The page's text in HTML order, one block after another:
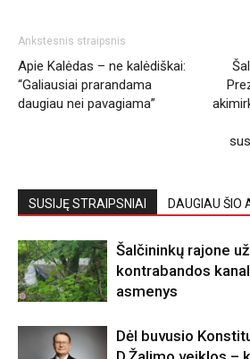
Ankstesnis straipsnis
Apie Kalėdas – ne kalėdiškai:
“Galiausiai prarandama
daugiau nei pavagiama”
SUSIJĘ STRAIPSNIAI DAUGIAU ŠIO
Šalčininkų rajone
kontrabandos
asmenys
Dėl buvusio